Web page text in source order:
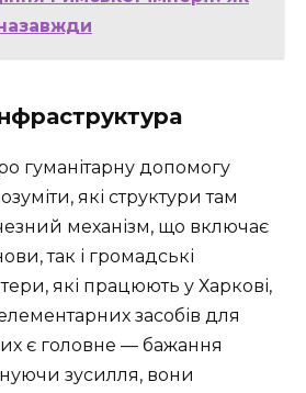
гуманітарну допомогу
які структури там
механізм, що включає
так і громадські
які працюють у Харкові,
засобів для
є головне — бажання
зусилля, вони